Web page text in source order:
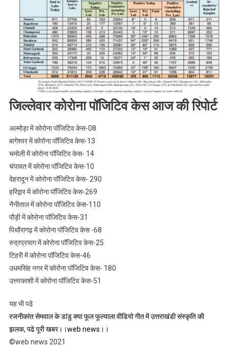
जिल्लेवार कोरोना पॉजिटिव केस आज की रिपोर्ट
अल्मोड़ा में कोरोना पॉजिटिव केस-08
बागेश्वर में कोरोना पॉजिटिव केस-13
चमोली में कोरोना पॉजिटिव केस- 14
चंपावत में कोरोना पॉजिटिव केस-10
देहरादून में कोरोना पॉजिटिव केस- 290
हरिद्वार में कोरोना पॉजिटिव केस-269
नैनीताल में कोरोना पॉजिटिव केस-110
पौड़ी में कोरोना पॉजिटिव केस-31
पिथौरागढ़ में कोरोना पॉजिटिव केस -68
रुद्रप्रयाग में कोरोना पॉजिटिव केस-25
टिहरी में कोरोना पॉजिटिव केस-46
उधमसिंह नगर में कोरोना पॉजिटिव केस- 180
उत्तरकाशी में कोरोना पॉजिटिव केस-51
यह भी पढे
रजनीकांत सेमवाल के डांडु क्या फूल फूल्याला वीडियो गीत में उत्तराखंडी संस्कृति की
झलक, पढे पूरी खबर।।web news।।
©web news 2021